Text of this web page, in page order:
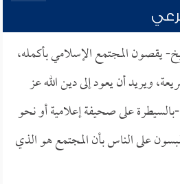
يقصون المجتمع الإسلامي بأكمله،
ويريد أن يعود إلى دين الله عز
على صحيفة إعلامية أو نحو
على الناس بأن المجتمع هو الذي